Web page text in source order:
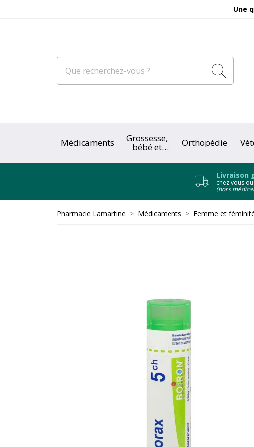
Une
Médicaments Grossesse,
bébé et Orthopédie
Livraison
chez vous
(hors
Pharmacie Lamartine Médicaments Femme et féminité